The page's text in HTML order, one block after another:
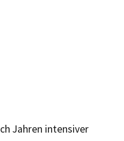
Jahren intensiver